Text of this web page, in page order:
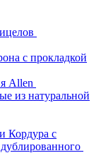
с прокладкой
Allen
из натуральной
Кордура с